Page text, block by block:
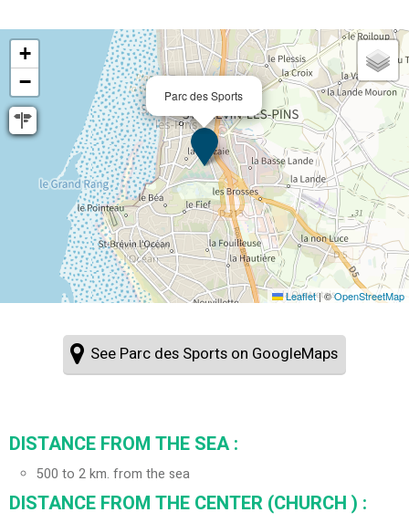
Parc des Sports
+
−
Leaflet|©OpenStreetMap
See Parc des Sports on GoogleMaps
DISTANCE FROM THE SEA :
500 to 2 km. from the sea
DISTANCE FROM THE CENTER (CHURCH ) :